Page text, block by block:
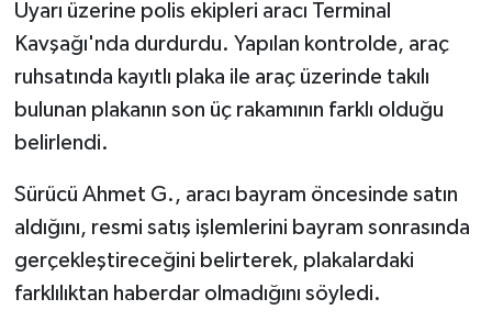
Uyarı üzerine polis ekipleri aracı Terminal
Kavşağı'nda durdurdu. Yapılan kontrolde, araç
ruhsatında kayıtlı plaka ile araç üzerinde takılı
bulunan plakanın son üç rakamının farklı olduğu
belirlendi.
Sürücü Ahmet G., aracı bayram öncesinde satın
aldığını, resmi satış işlemlerini bayram sonrasında
gerçekleştireceğini belirterek, plakalardaki
farklılıktan haberdar olmadığını söyledi.